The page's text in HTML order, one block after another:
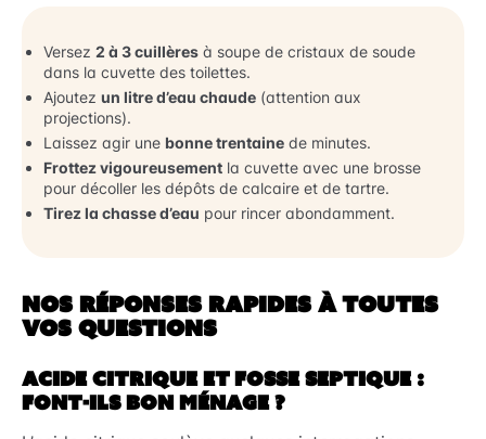
Versez 2 à 3 cuillères à soupe de cristaux de soude
dans la cuvette des toilettes.
Ajoutez un litre d’eau chaude (attention aux
projections).
Laissez agir une bonne trentaine de minutes.
Frottez vigoureusement la cuvette avec une brosse
pour décoller les dépôts de calcaire et de tartre.
Tirez la chasse d’eau pour rincer abondamment.
NOS RÉPONSES RAPIDES À TOUTES
VOS QUESTIONS
ACIDE CITRIQUE ET FOSSE SEPTIQUE :
FONT-ILS BON MÉNAGE ?